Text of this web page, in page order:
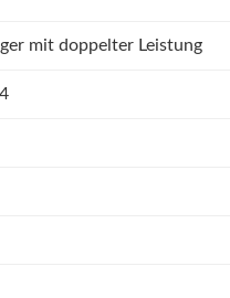
mit doppelter Leistung